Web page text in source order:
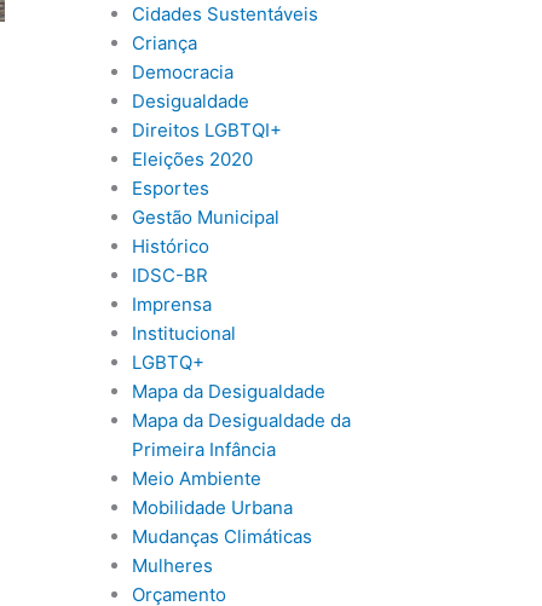
Cidades Sustentáveis
Criança
Democracia
Desigualdade
Direitos LGBTQI+
Eleições 2020
Esportes
Gestão Municipal
Histórico
IDSC-BR
Imprensa
Institucional
LGBTQ+
Mapa da Desigualdade
Mapa da Desigualdade da
Primeira Infância
Meio Ambiente
Mobilidade Urbana
Mudanças Climáticas
Mulheres
Orçamento